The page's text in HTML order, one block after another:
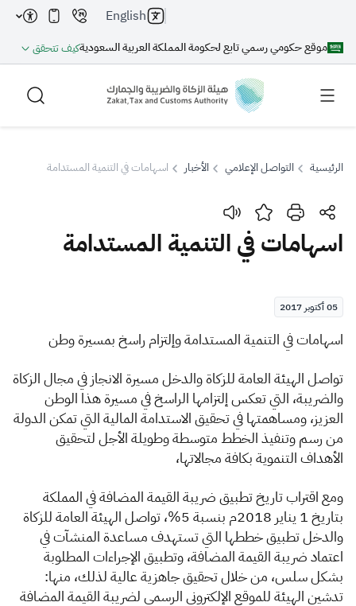
موقع حكومي رسمي تابع لحكومة المملكة العربية السعوديةكيف تتحقق
English
بحث
بحث AI
اقتراحات
الإقرار الضريبي
التصرفات العقارية
الرئيسية التواصل الإعلامي الأخبار اسهامات في التنمية المستدامة
اسهامات في التنمية المستدامة
05 أكتوبر 2017
اسهامات في التنمية المستدامة ‎وإلتز
ام راسخ بمسيرة وطن
تواصل الهيئة العامة للزكاة والدخل مسيرة الانجاز في مجال الزكاة
والضريبة، التي تعكس إلتزامها الراسخ في مسيرة هذا ‏الوطن
العزيز، ومساهمتها في تحقيق الاستدامة المالية التي تمكن الدولة
من رسم وتنفيذ الخطط متوسطة وطويلة الأجل ‏لتحقيق
الأهداف التنموية بكافة مجالاتها، ‏
ومع اقتراب تاريخ تطبيق ضريبة القيمة المضافة في المملكة
بتاريخ 1 يناير 2018م ‎بنسبة 5%، تواصل الهيئة العامة للزكاة
والدخل ‏تطبيق خططها التي تستهدف مساعدة المنشآت في
اعتماد ضريبة القيمة المضافة، وتطبيق الإجراءات المطلوبة
بشكل سلس، من ‏خلال تحقيق جاهزية عالية لذلك، منها:
تدشين الهيئة للموقع الإلكتروني الرسمي لضريبة القيمة المضافة